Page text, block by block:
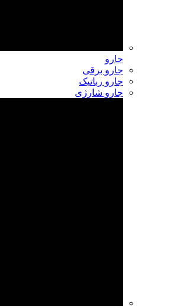
جارو
جارو برقی
جارو رباتیک
جارو شارژی